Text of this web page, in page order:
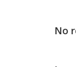
No